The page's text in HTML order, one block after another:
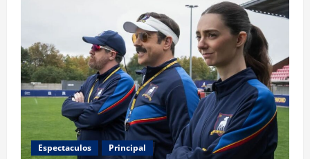
Espectaculos Principal